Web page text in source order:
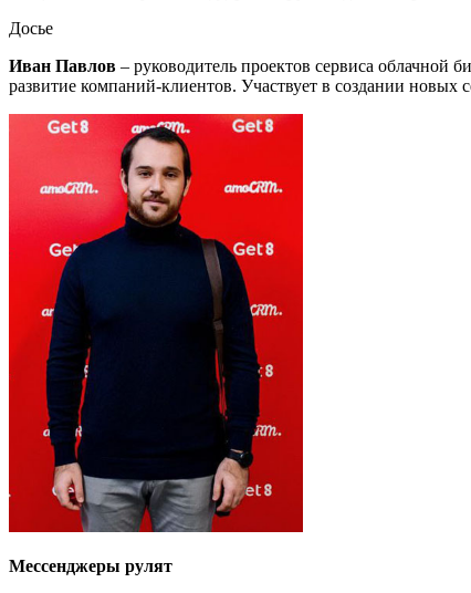
Досье
Иван Павлов – руководитель проектов сервиса облачной
развитие компаний-клиентов. Участвует в создании новых
Мессенджеры рулят